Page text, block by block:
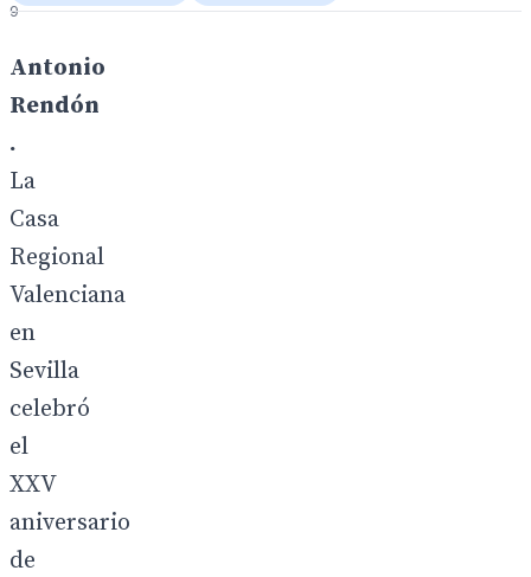
9
Antonio
Rendón
.
La
Casa
Regional
Valenciana
en
Sevilla
celebró
el
XXV
aniversario
de